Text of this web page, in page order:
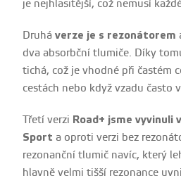
je nejhlasitější, což nemusí
Druháverze je s rezonátorem
dva absorbční tlumiče. Díky
tichá, což je vhodné při častém
cestách nebo když vzadu často
Třetí verzi Road+ jsme vyvinuli
Sport a oproti verzi bez
rezonanční tlumič navíc, který
hlavně velmi tišší rezonance